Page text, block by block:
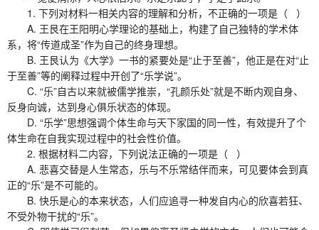
1. 下列对材料一相关内容的理解和分析，不正确的一项是（ ）
A. 王艮在王阳明心学理论的基础上，构建了自己独特的学术体
系，将“传道成圣”作为自己的终身理想。
B. 王艮认为《大学》一书的紧要处是“止于至善”，他正是在对“止
于至善”等的阐释过程中开创了“乐学说”。
C. “乐”自古以来就被儒学推崇，“孔颜乐处”就是不断内观自身、
反身向诚，达到身心俱乐状态的体现。
D. “乐学”思想强调个体生命与天下家国的同一性，有效提升了个
体生命在自我实现过程中的社会性价值。
2. 根据材料二内容，下列说法正确的一项是（ ）
A. 悲喜交替是人生常态，乐与不乐常结伴而来，可见要体会到真
正的“乐”是不可能的。
B. 快乐是心的本来状态，人们应追寻一种发自内心的欣喜若狂、
不受外物干扰的“乐”。